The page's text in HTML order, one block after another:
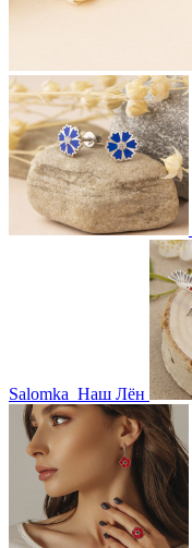
Salomka Наш Лён